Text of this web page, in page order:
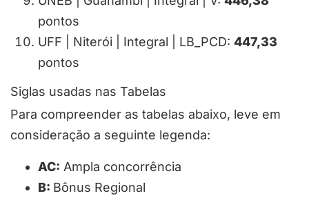
pontos
UFF | Niterói | Integral | LB_PCD: 447,33
pontos
Siglas usadas nas Tabelas
Para compreender as tabelas abaixo, leve em
consideração a seguinte legenda:
AC: Ampla concorrência
B: Bônus Regional